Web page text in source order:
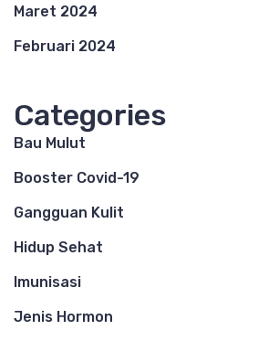
Maret 2024
Februari 2024
Categories
Bau Mulut
Booster Covid-19
Gangguan Kulit
Hidup Sehat
Imunisasi
Jenis Hormon